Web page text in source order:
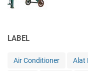
LABEL
Air Conditioner Alat